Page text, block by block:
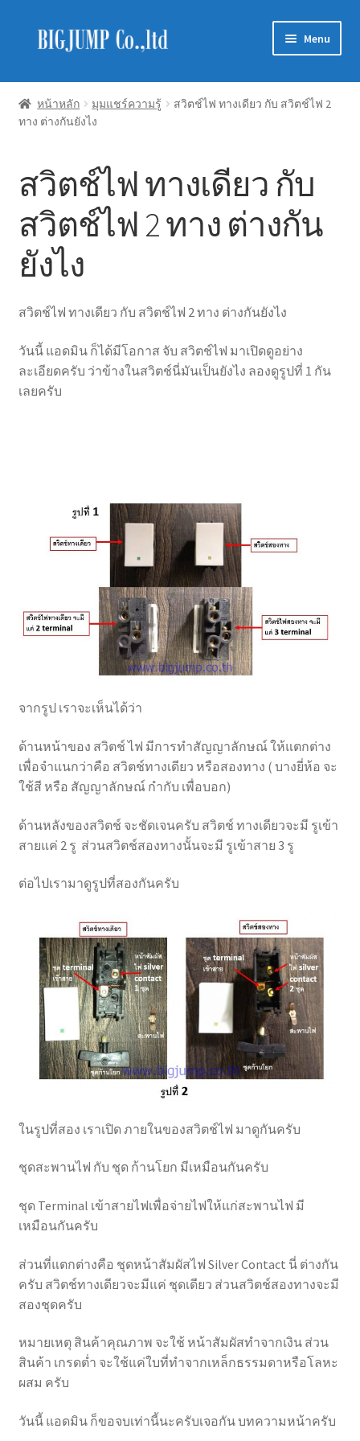
Skip
Skip
Menu
Schneider Electric
Philips Lighting
EVE Lighting
MEAN WELL
Mitsubishi
Marvel electric
Download Catalog
รับเหมาออกแบบติดตั้ง
มุมแชร์ความรู้
menu
คู่มือการใช้ไฟฟ้าอย่างมีประสิทธิภาพและปลอดภัย
(การไฟฟ้านครหลวง)
มิเตอร์ไฟแรงต่ำของการไฟฟ้านครหลวงมีกี่ขนาด
ขนาดเครื่องทำน้ำอุ่นกับการเลือกเบรกเกอร์ลูกย่อย
ขนาด แอร์ BTU กับการเลือกเบรกเกอร์ลูกย่อย
ตาราง IP Protection ความหมายตัวเลขกำกับระดับการ
ป้องกันหลังสัญลักษณ์ IP
สวิตช์ไฟ ทางเดียว กับ สวิตช์ไฟ 2 ทาง ต่างกันยังไง
รายชื่อมาตรฐาน มอกบังคับ ที่เกี่ยวข้องกับไฟฟ้า
ปลั๊กพ่วงที่คุณภาพดี มันต่างจากปลั๊กพ่วง 69 บาท ยังไง
หนอ
Energy Class Level 3 ที่อยู่บนหน้าเพจเบรกเกอร์ หมายถึง
อะไร
Tripping Curve ของ เบรกเกอร์ ลูกย่อย mcb IEC 898 มี
อะไรบ้างแล้วใช้งานต่างกันอย่างไร
การสาธิตจำลองการติดตั้งเมนกันดูด RCBO2P ถ้าไม่ต่อ
หลอดไฟ LED อุณหภูมิของแสงและการเปรียบเทียบกำลัง
การติดตั้งเบรกเกอร์กันไฟดูด 3 รูปแบบ
อุปกรณ์กันไฟรั่ว/ไฟดูด ตอนที่ 1
หน้าหลัก มุมแชร์ความรู้
สวิตช์ไฟ ทางเดียว กับ สวิตช์ไฟ 2
ทาง ต่างกันยังไง
สวิตช์ไฟ ทางเดียว กับ
สวิตช์ไฟ 2 ทาง ต่างกัน
ยังไง
สวิตช์ไฟ ทางเดียว กับ สวิตช์ไฟ 2 ทาง ต่างกันยังไง
วันนี้ แอดมิน ก็ได้มีโอกาส จับ สวิตช์ไฟ มาเปิดดูอย่าง
ละเอียดครับ ว่าข้างในสวิตช์นี่มันเป็นยังไง ลองดูรูปที่ 1 กัน
เลยครับ
จากรูป เราจะเห็นได้ว่า
ด้านหน้าของ สวิตช์ ไฟ มีการทำสัญญาลักษณ์ ให้แตกต่าง
เพื่อจำแนกว่าคือ สวิตช์ทางเดียว หรือสองทาง ( บางยี่ห้อ จะ
ใช้สี หรือ สัญญาลักษณ์ กำกับ เพื่อบอก)
ด้านหลังของสวิตช์ จะชัดเจนครับ สวิตช์ ทางเดียวจะมี รูเข้า
สายแค่ 2 รู ส่วนสวิตช์สองทางนั้นจะมี รูเข้าสาย 3 รู
ต่อไปเรามาดูรูปที่สองกันครับ
ในรูปที่สอง เราเปิด ภายในของสวิตช์ไฟ มาดูกันครับ
ชุดสะพานไฟ กับ ชุด ก้านโยก มีเหมือนกันครับ
ชุด Terminal เข้าสายไฟเพื่อจ่ายไฟให้แก่สะพานไฟ มี
เหมือนกันครับ
ส่วนที่แตกต่างคือ ชุดหน้าสัมผัสไฟ Silver Contact นี่ ต่างกัน
ครับ สวิตช์ทางเดียวจะมีแค่ ชุดเดียว ส่วนสวิตช์สองทางจะมี
สองชุดครับ
หมายเหตุ สินค้าคุณภาพ จะใช้ หน้าสัมผัสทำจากเงิน ส่วน
สินค้า เกรดต่ำ จะใช้แค่ใบที่ทำจากเหล็กธรรมดาหรือโลหะ
ผสม ครับ
วันนี้ แอดมิน ก็ขอจบเท่านี้นะครับเจอกัน บทความหน้าครับ